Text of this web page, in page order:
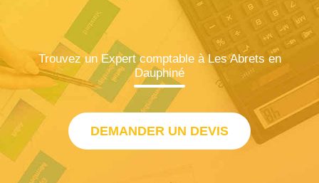
Trouvez un Expert comptable à Les Abrets en
Dauphiné
DEMANDER UN DEVIS